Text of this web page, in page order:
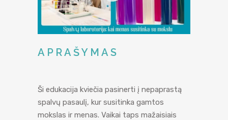
APRAŠYMAS
Ši edukacija kviečia pasinerti į nepaprastą
spalvų pasaulį, kur susitinka gamtos
mokslas ir menas. Vaikai taps mažaisiais